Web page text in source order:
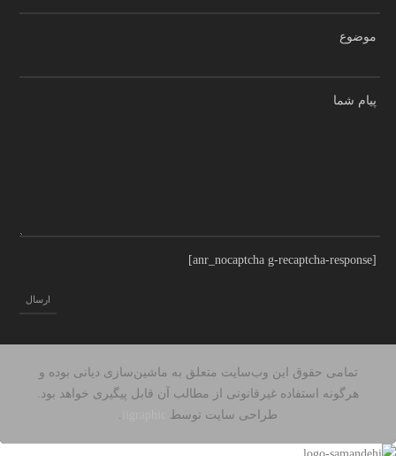
موضوع
پیام شما
[anr_nocaptcha g-recaptcha-response]
تمامی حقوق این وب‌سایت متعلق به ماشین‌سازی دیانی بوده و
هرگونه استفاده غیرقانونی از مطالب آن قابل پیگیری خواهد بود.
طراحی سایت توسط